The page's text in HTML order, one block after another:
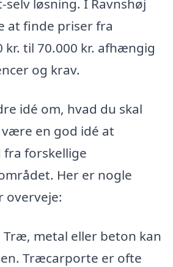
løsning. I Ravnshøj
at finde priser fra
kr. til 70.000 kr. afhængig
og krav.
idé om, hvad du skal
en god idé at
forskellige
Her er nogle
overveje:
Træ, metal eller beton kan
Træcarporte er ofte